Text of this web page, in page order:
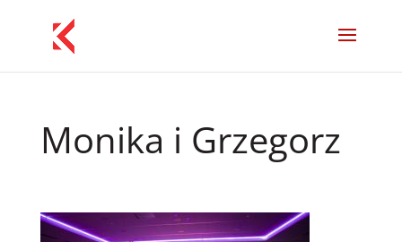
Monika i Grzegorz